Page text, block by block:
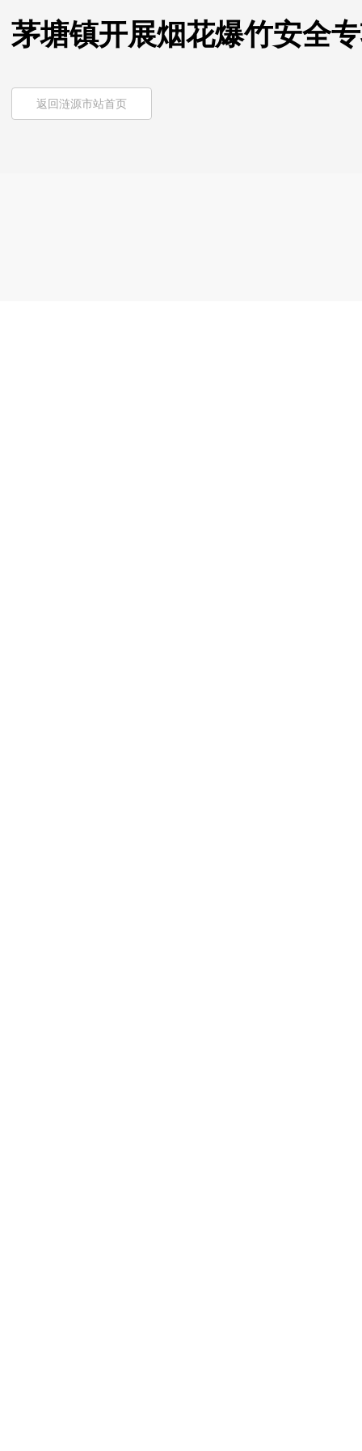
茅塘镇开展烟花爆竹安全
返回涟源市站首页